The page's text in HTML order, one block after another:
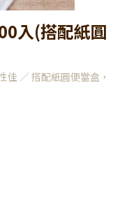
入(搭配紙圓
／ 搭配紙圓便當盒，